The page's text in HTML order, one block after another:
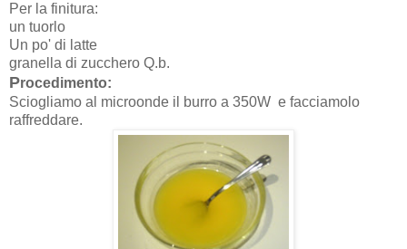
Per la finitura:
un tuorlo
Un po' di latte
granella di zucchero Q.b.
Procedimento:
Sciogliamo al microonde il burro a 350W e facciamolo
raffreddare.